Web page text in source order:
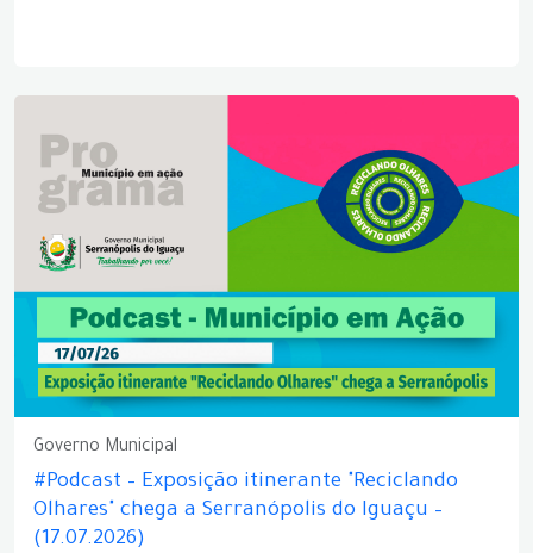
Governo Municipal
#Podcast – Exposição itinerante "Reciclando
Olhares" chega a Serranópolis do Iguaçu –
(17.07.2026)